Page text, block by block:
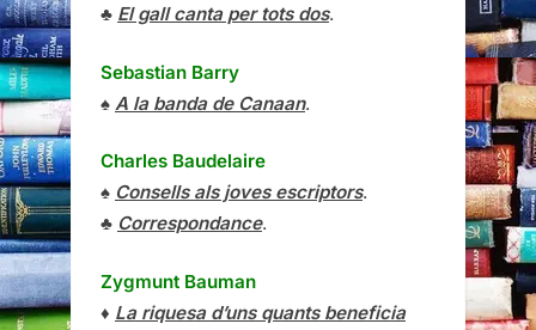
♣ El gall canta per tots dos.
Sebastian Barry
♠ A la banda de Canaan.
Charles Baudelaire
♠ Consells als joves escriptors.
♣ Correspondance.
Zygmunt Bauman
♦ La riquesa d’uns quants beneficia